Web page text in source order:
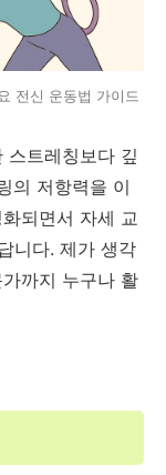
전신 운동법 가이드
스트레칭보다 깊
의 저항력을 이
되면서 자세 교
니다. 제가 생각
까지 누구나 활